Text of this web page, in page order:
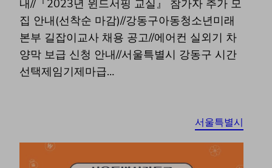
내//『2023년 윈드서핑 교실』 참가자 추가 모
집 안내(선착순 마감)//강동구아동청소년미래
본부 길잡이교사 채용 공고//에어컨 실외기 차
양막 보급 신청 안내//서울특별시 강동구 시간
선택제임기제마급…
서울특별시